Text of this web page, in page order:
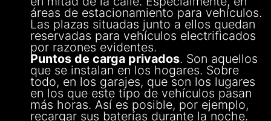
áreas de estacionamiento para vehículos.
Las plazas situadas junto a ellos quedan
reservadas para vehículos electrificados
por razones evidentes.
Puntos de carga privados. Son aquellos
que se instalan en los hogares. Sobre
todo, en los garajes, que son los lugares
en los que este tipo de vehículos pasan
más horas. Así es posible, por ejemplo,
recargar sus baterías durante la noche.